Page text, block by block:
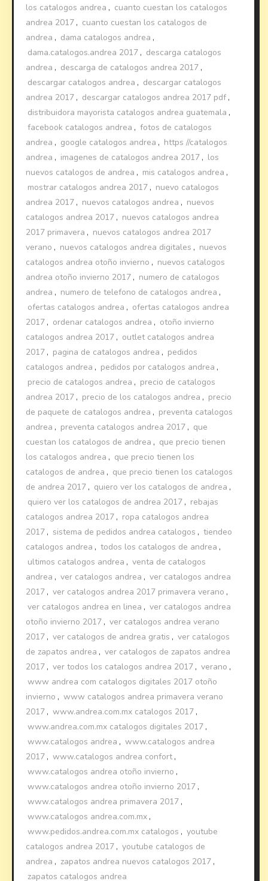
los catalogos andrea , cuanto cuestan los catalogos
andrea 2017 , cuanto cuestan los catalogos de
andrea , dama catalogos andrea ,
dama.catalogos.andrea 2017 , descarga catalogos
andrea , descarga de catalogos andrea 2017 ,
descargar catalogos andrea , descargar catalogos
andrea 2017 , descargar catalogos andrea 2017 pdf ,
distribuidora mayorista catalogos andrea guatemala ,
facebook catalogos andrea , fotos de catalogos
andrea , google catalogos andrea , https //catalogos
andrea , imagenes de catalogos andrea 2017 , los
nuevos catalogos de andrea , mis catalogos andrea ,
mostrar catalogos andrea 2017 , nuevo catalogos
andrea 2017 , nuevos catalogos andrea , nuevos
catalogos andrea 2017 , nuevos catalogos andrea
2017 primavera , nuevos catalogos andrea 2017
verano , nuevos catalogos andrea digitales , nuevos
catalogos andrea otoño invierno , nuevos catalogos
andrea otoño invierno 2017 , numero de catalogos
andrea , numero de telefono de catalogos andrea ,
ofertas catalogos andrea , ofertas catalogos andrea
2017 , ordenar catalogos andrea , otoño invierno
catalogos andrea 2017 , outlet catalogos andrea
2017 , pagina de catalogos andrea , pedidos
catalogos andrea , pedidos por catalogos andrea ,
precio de catalogos andrea , precio de catalogos
andrea 2017 , precio de los catalogos andrea , precio
de paquete de catalogos andrea , preventa catalogos
andrea , preventa catalogos andrea 2017 , que
cuestan los catalogos de andrea , que precio tienen
los catalogos andrea , que precio tienen los
catalogos de andrea , que precio tienen los catalogos
de andrea 2017 , quiero ver los catalogos de andrea ,
quiero ver los catalogos de andrea 2017 , rebajas
catalogos andrea 2017 , ropa catalogos andrea
2017 , sistema de pedidos andrea catalogos , tiendeo
catalogos andrea , todos los catalogos de andrea ,
ultimos catalogos andrea , venta de catalogos
andrea , ver catalogos andrea , ver catalogos andrea
2017 , ver catalogos andrea 2017 primavera verano ,
ver catalogos andrea en linea , ver catalogos andrea
otoño invierno 2017 , ver catalogos andrea verano
2017 , ver catalogos de andrea gratis , ver catalogos
de zapatos andrea , ver catalogos de zapatos andrea
2017 , ver todos los catalogos andrea 2017 , verano ,
www andrea com catalogos digitales 2017 otoño
invierno , www catalogos andrea primavera verano
2017 , www.andrea.com.mx catalogos 2017 ,
www.andrea.com.mx catalogos digitales 2017 ,
www.catalogos andrea , www.catalogos andrea
2017 , www.catalogos andrea confort,
www.catalogos andrea otoño invierno ,
www.catalogos andrea otoño invierno 2017 ,
www.catalogos andrea primavera 2017 ,
www.catalogos andrea.com.mx ,
www.pedidos.andrea.com.mx catalogos , youtube
catalogos andrea 2017 , youtube catalogos de
andrea , zapatos andrea nuevos catalogos 2017 ,
zapatos catalogos andrea